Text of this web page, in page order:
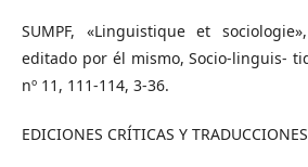
SUMPF, «Linguistique et
editado por él mismo, Socio-linguis-
nº 11, 111-114, 3-36.
EDICIONES CRÍTICAS Y TRADUCCIONES